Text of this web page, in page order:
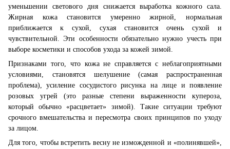
уменьшении светового дня снижается выработка кожного сала.
Жирная кожа становится умеренно жирной, нормальная
приближается к сухой, сухая становится очень сухой и
чувствительной. Эти особенности обязательно нужно учесть при
выборе косметики и способов ухода за кожей зимой.
Признаками того, что кожа не справляется с неблагоприятными
условиями, становятся шелушение (самая распространенная
проблема), усиление сосудистого рисунка на лице и появление
розовых угрей (это разные степени выраженности купероза,
который обычно «расцветает» зимой). Такие ситуации требуют
срочного вмешательства и пересмотра своих принципов по уходу
за лицом.
Для того, чтобы встретить весну не изможденной и «полинявшей»,